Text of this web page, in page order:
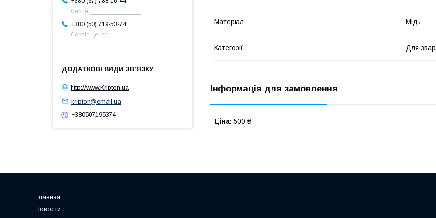
Матеріал Мідь
Категорії Для
Інформація для замовлення
Ціна: 500 ₴
Сергій._______________
+380 (50) 719-53-74
Сервіс Центр.
http://www.Kripton.ua
kripton@email.ua
+380507195374
Главная
Новости